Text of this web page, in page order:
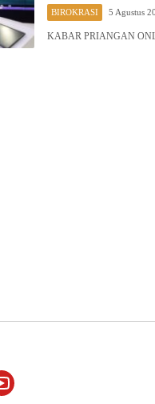
BIROKRASI 5 Agustus
KABAR PRIANGAN